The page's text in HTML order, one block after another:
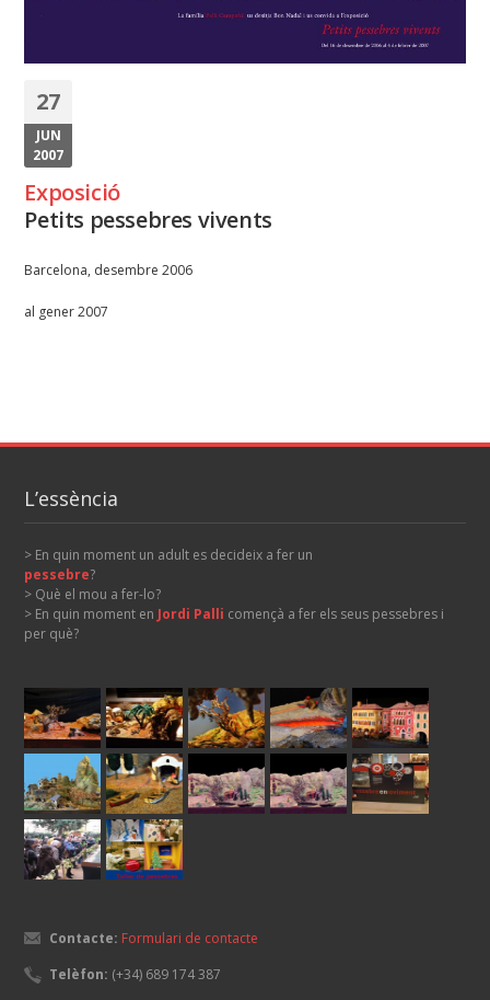
27
JUN
2007
Exposició
Petits pessebres vivents
Barcelona, desembre 2006
al gener 2007
L’essència
> En quin moment un adult es decideix a fer un
pessebre?
> Què el mou a fer-lo?
> En quin moment enJordi Palli començà a fer els seus pessebres i
per què?
Contacte: Formulari de contacte
Telèfon: (+34) 689 174 387